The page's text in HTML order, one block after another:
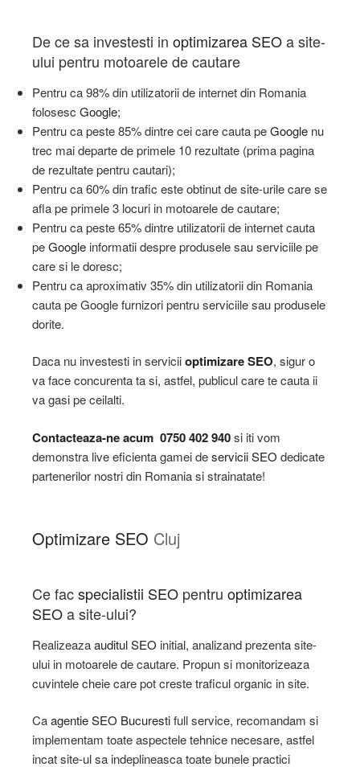
De ce sa investesti in optimizarea SEOa site-
ului pentru motoarele de cautare
Pentru ca 98% din utilizatorii de internet din Romania
folosesc Google;
Pentru ca peste 85% dintre cei care cauta peGoogle nu
trec mai departe de primele 10 rezultate (prima pagina
de rezultate pentru cautari);
Pentru ca 60% din trafic este obtinut de site-urile care se
afla pe primele 3 locuri in motoarele de cautare;
Pentru ca peste 65% dintre utilizatorii de internet cauta
peGoogle informatii despre produsele sau serviciile pe
care si le doresc;
Pentru ca aproximativ 35% din utilizatorii din Romania
cauta pe Google furnizori pentru serviciile sau produsele
dorite.
Daca nu investesti in serviciioptimizare SEO, sigur o
va face concurenta ta si, astfel, publicul care te cauta ii
va gasi pe ceilalti.
Contacteaza-ne acum 0750 402 940si iti vom
demonstra live eficienta gamei deservicii SEO dedicate
partenerilor nostri din Romania si strainatate!
Optimizare SEO Cluj
Ce facspecialistii SEO pentru optimizarea
SEOa site-ului?
Realizeazaauditul SEO initial, analizand prezenta site-
ului in motoarele de cautare. Propun si monitorizeaza
cuvintele cheie care pot creste traficul organic in site.
Caagentie SEO Bucurestifull service, recomandam si
implementam toate aspectele tehnice necesare, astfel
incat site-ul sa indeplineasca toate bunele practici